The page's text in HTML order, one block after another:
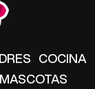
COCINA
MASCOTAS